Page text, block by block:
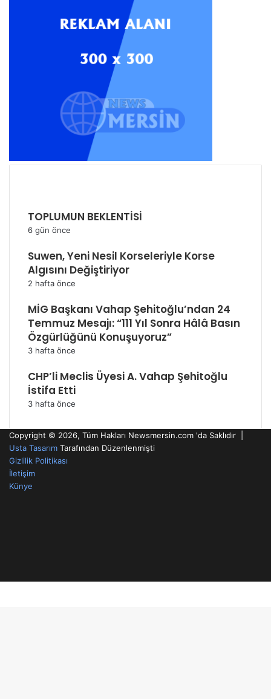
TOPLUMUN BEKLENTİSİ
6 gün önce
Suwen, Yeni Nesil Korseleriyle Korse
Algısını Değiştiriyor
2 hafta önce
MİG Başkanı Vahap Şehitoğlu’ndan 24
Temmuz Mesajı: “111 Yıl Sonra Hâlâ Basın
Özgürlüğünü Konuşuyoruz”
3 hafta önce
CHP’li Meclis Üyesi A. Vahap Şehitoğlu
İstifa Etti
3 hafta önce
Copyright © 2026, Tüm Hakları Newsmersin.com 'da Saklıdır |
Usta Tasarım Tarafından Düzenlenmişti
Gizlilik Politikası
İletişim
Künye